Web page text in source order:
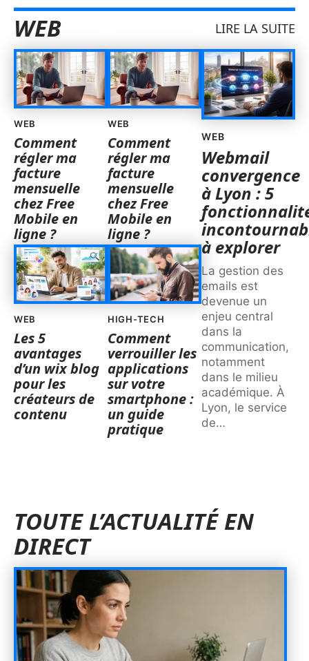
WEB LIRE LA SUITE
WEB
Comment
régler ma
facture
mensuelle
chez Free
Mobile en
ligne ?
WEB
Les 5
avantages
d’un wix blog
pour les
créateurs de
contenu
WEB
Comment
régler ma
facture
mensuelle
chez Free
Mobile en
ligne ?
HIGH-TECH
Comment
verrouiller les
applications
sur votre
smartphone :
un guide
pratique
WEB
Webmail
convergence
à Lyon : 5
à explorer
La gestion des
emails est
devenue un
enjeu central
dans la
communication,
notamment
dans le milieu
académique. À
Lyon, le service
de…
TOUTE L’ACTUALITÉ EN
DIRECT